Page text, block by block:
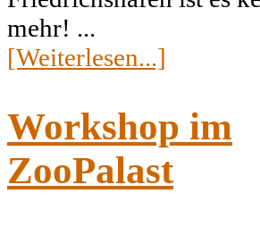
mehr! ...
[Weiterlesen...]
Workshop im
ZooPalast